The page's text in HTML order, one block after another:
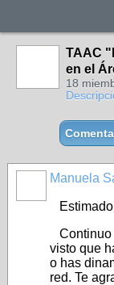
TAAC
en el
18
Manuela
Estimado
Continuo
visto que
o has
red. Te